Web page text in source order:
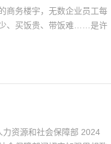
商务楼宇，无数企业员工每
少、买饭贵、带饭难……是许
资源和社会保障部 2024